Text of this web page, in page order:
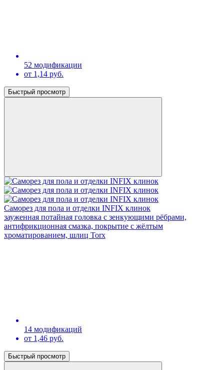
52 модификации
от 1,14 руб.
Быстрый просмотр
Саморез для пола и отделки INFIX клинок
зауженная потайная головка с зенкующими рёбрами,
антифрикционная смазка, покрытие с жёлтым
хроматированием, шлиц Torx
14 модификаций
от 1,46 руб.
Быстрый просмотр